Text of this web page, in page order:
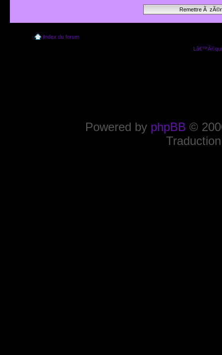
Index du forum
Powered by phpBB ©